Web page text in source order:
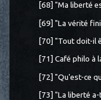
[68] "Ma liberté
[69] "La vérité
[70] "Tout doit-il
[71] Café philo à
[72] "Qu'est-ce
[73] "La liberté